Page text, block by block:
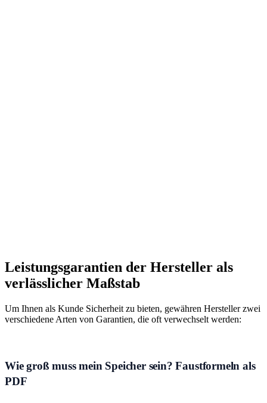
Leistungsgarantien der Hersteller als
verlässlicher Maßstab
Um Ihnen als Kunde Sicherheit zu bieten, gewähren Hersteller zwei
verschiedene Arten von Garantien, die oft verwechselt werden:
Wie groß muss mein Speicher sein? Faustformeln als
PDF